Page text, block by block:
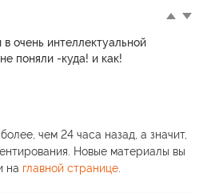
очень интеллектуальной
поняли -куда! и как!
чем 24 часа назад, а значит,
Новые материалы вы
на главной странице.